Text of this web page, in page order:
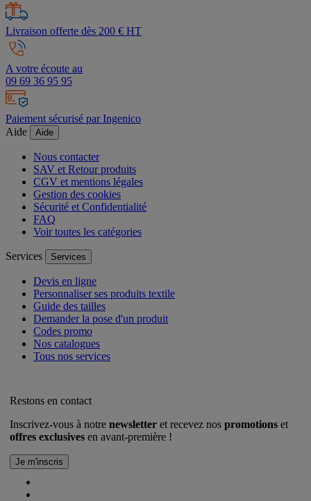
Livraison offerte dès 200 € HT
A votre écoute au
09 69 36 95 95
Paiement sécurisé par Ingenico
Aide
Aide
Nous contacter
SAV et Retour produits
CGV et mentions légales
Gestion des cookies
Sécurité et Confidentialité
FAQ
Voir toutes les catégories
Services Services
Devis en ligne
Personnaliser ses produits textile
Guide des tailles
Demander la pose d'un produit
Codes promo
Nos catalogues
Tous nos services
Restons en contact
Inscrivez-vous à notre newsletter et recevez nos promotions et
offres exclusives en avant-première !